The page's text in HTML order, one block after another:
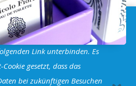
: Die Erfassung Deiner Daten
können Sie durch
Link unterbinden. Es
gesetzt, dass das
bei zukünftigen Besuchen